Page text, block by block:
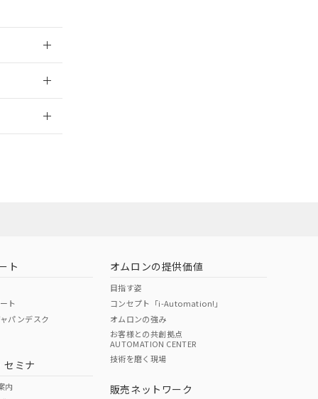
ページへ
ください
ト
ト
パンデスク
セミナ
内
オムロンの提供価値
目指す姿
コンセプト「i-Automation!」
オムロンの強み
お客様との共創拠点
AUTOMATION CENTER
技術を磨く現場
販売ネットワーク